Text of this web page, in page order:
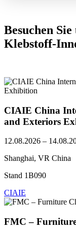
Besuchen
Klebstoff-
CIAIE China
and Exteriors
12.08.2026 –
Shanghai, VR China
Stand 1B090
CIAIE
FMC –